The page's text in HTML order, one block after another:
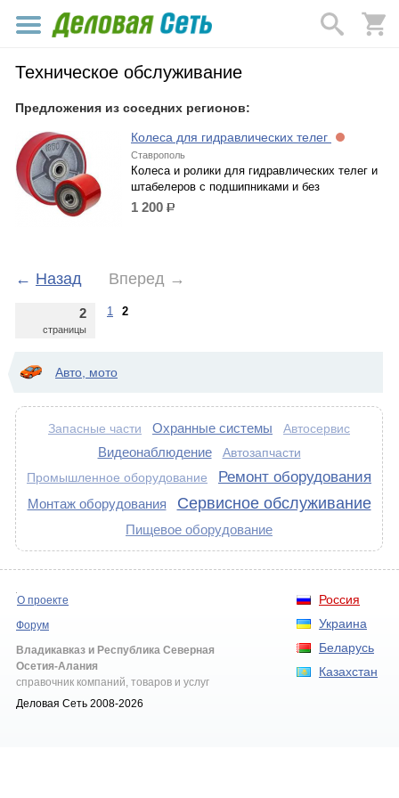
Техническое обслуживание
Предложения из соседних регионов:
Колеса для гидравлических телег
Ставрополь
Колеса и ролики для гидравлических телег и
штабелеров с подшипниками и без
1 200 р.
← Назад Вперед →
2
страницы
1 2
Авто, мото
Запасные части Охранные системы Автосервис
Видеонаблюдение
Автозапчасти
Промышленное оборудование
Ремонт оборудования
Монтаж оборудования Сервисное обслуживание
Пищевое оборудование
Россия
Украина
Беларусь
Казахстан
О проекте
Форум
Владикавказ и Республика Северная
Осетия-Алания
справочник компаний, товаров и услуг
Деловая Сеть 2008-2026